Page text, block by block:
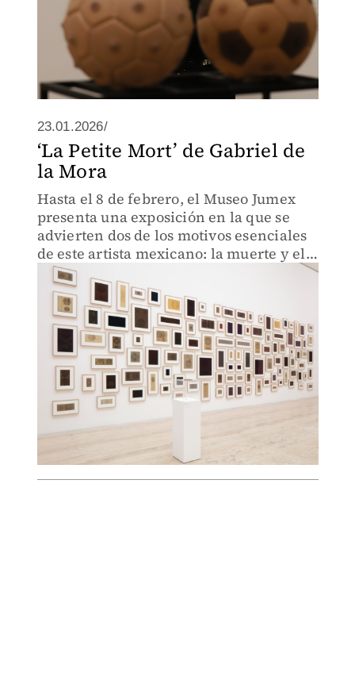
23.01.2026/
‘La Petite Mort’ de Gabriel de
la Mora
Hasta el 8 de febrero, el Museo Jumex
presenta una exposición en la que se
advierten dos de los motivos esenciales
de este artista mexicano: la muerte y el
placer sexual extático.